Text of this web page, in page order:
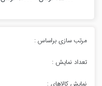
مرتب سازی براساس :
تعداد نمایش :